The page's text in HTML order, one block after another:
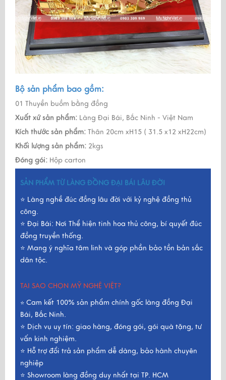
Bộ sản phẩm bao gồm:
01 Thuyền buồm bằng đồng
Xuất xứ sản phẩm: Làng Đại Bái, Bắc Ninh - Việt Nam
Kích thước sản phẩm: Thân 20cm xH15 ( 31.5 x12 xH22cm)
Khối lượng sản phẩm: 2kgs
Đóng gói: Hộp carton
SẢN PHẨM TỪ LÀNG ĐỒNG ĐẠI BÁI LÂU ĐỜI
⭐ Làng nghề đúc đồng lâu đời với kỷ nghệ đồng thủ
công.
⭐ Đại Bái: Nơi Thể hiện tinh hoa thủ công, bí quyết đúc
đồng truyền thống.
⭐ Mang ý nghĩa tâm linh và góp phần bảo tồn bản sắc
dân tộc.
TẠI SAO CHỌN MỸ NGHỆ VIỆT?
⭐ Cam kết 100% sản phẩm chính gốc làng đồng Đại
Bái, Bắc Ninh.
⭐ Dịch vụ uy tín: giao hàng, đóng gói, gói quà tặng, tư
vấn kinh nghiệm.
⭐ Hỗ trợ đổi trả sản phẩm dễ dàng, bảo hành chuyên
nghiệp
⭐ Showroom làng đồng duy nhất tại TP. HCM